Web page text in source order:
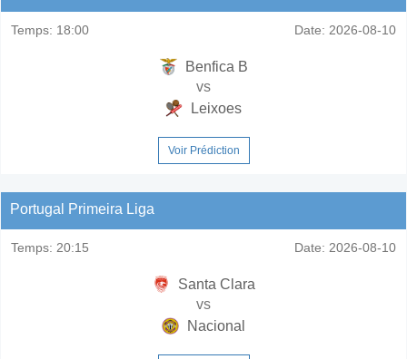
Temps: 18:00 Date: 2026-08-10
Benfica B
vs
Leixoes
Voir Prédiction
Portugal Primeira Liga
Temps: 20:15 Date: 2026-08-10
Santa Clara
vs
Nacional